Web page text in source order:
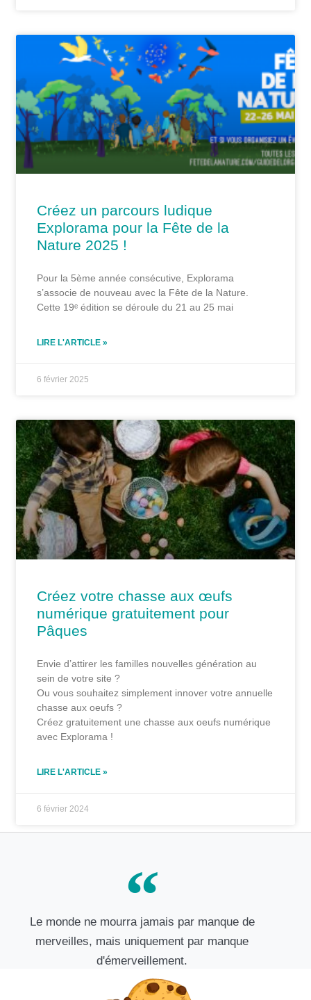
Créez un parcours ludique
Explorama pour la Fête de la
Nature 2025 !
Pour la 5ème année consécutive, Explorama
s’associe de nouveau avec la Fête de la Nature.
Cette 19ᵉ édition se déroule du 21 au 25 mai
LIRE L'ARTICLE »
6 février 2025
Créez votre chasse aux œufs
numérique gratuitement pour
Pâques
Envie d’attirer les familles nouvelles génération au
sein de votre site ?
Ou vous souhaitez simplement innover votre annuelle
chasse aux oeufs ?
Créez gratuitement une chasse aux oeufs numérique
avec Explorama !
LIRE L'ARTICLE »
6 février 2024
Le monde ne mourra jamais par manque de
merveilles, mais uniquement par manque
d'émerveillement.
Gilbert Keith Chesterton